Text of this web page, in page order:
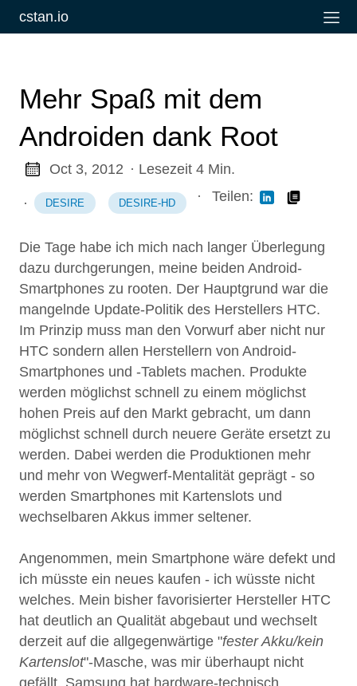
cstan.io
Mehr Spaß mit dem
Androiden dank Root
Oct 3, 2012 · Lesezeit 4 Min.
· DESIRE DESIRE-HD · Teilen:
Die Tage habe ich mich nach langer Überlegung
dazu durchgerungen, meine beiden Android-
Smartphones zu rooten. Der Hauptgrund war die
mangelnde Update-Politik des Herstellers HTC.
Im Prinzip muss man den Vorwurf aber nicht nur
HTC sondern allen Herstellern von Android-
Smartphones und -Tablets machen. Produkte
werden möglichst schnell zu einem möglichst
hohen Preis auf den Markt gebracht, um dann
möglichst schnell durch neuere Geräte ersetzt zu
werden. Dabei werden die Produktionen mehr
und mehr von Wegwerf-Mentalität geprägt - so
werden Smartphones mit Kartenslots und
wechselbaren Akkus immer seltener.
Angenommen, mein Smartphone wäre defekt und
ich müsste ein neues kaufen - ich wüsste nicht
welches. Mein bisher favorisierter Hersteller HTC
hat deutlich an Qualität abgebaut und wechselt
derzeit auf die allgegenwärtige "fester Akku/kein
Kartenslot"-Masche, was mir überhaupt nicht
gefällt. Samsung hat hardware-technisch